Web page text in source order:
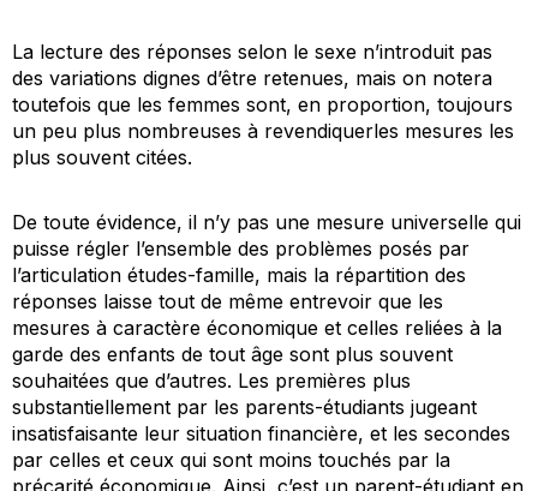
La lecture des réponses selon le sexe n’introduit pas
des variations dignes d’être retenues, mais on notera
toutefois que les femmes sont, en proportion, toujours
un peu plus nombreuses à revendiquerles mesures les
plus souvent citées.
De toute évidence, il n’y pas une mesure universelle qui
puisse régler l’ensemble des problèmes posés par
l’articulation études-famille, mais la répartition des
réponses laisse tout de même entrevoir que les
mesures à caractère économique et celles reliées à la
garde des enfants de tout âge sont plus souvent
souhaitées que d’autres. Les premières plus
substantiellement par les parents-étudiants jugeant
insatisfaisante leur situation financière, et les secondes
par celles et ceux qui sont moins touchés par la
précarité économique. Ainsi, c’est un parent-étudiant en